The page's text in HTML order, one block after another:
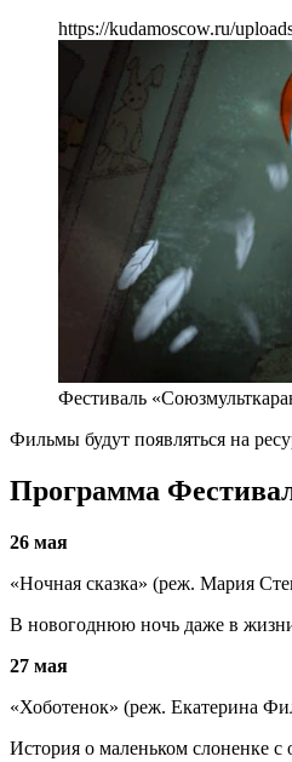
https://kudamoscow.ru/
Фестиваль
Фильмы будут появляться на
Программа
26 мая
«Ночная сказка» (реж. Мария
В новогоднюю ночь даже в
27 мая
«Хоботенок» (реж. Екатерина
История о маленьком слоненке